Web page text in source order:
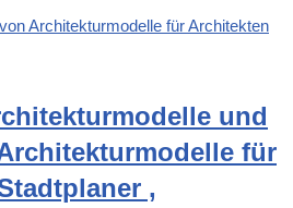
Architekturmodelle für Architekten
und
für
,